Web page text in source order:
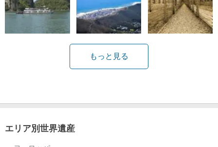
もっと見る
エリア別世界遺産